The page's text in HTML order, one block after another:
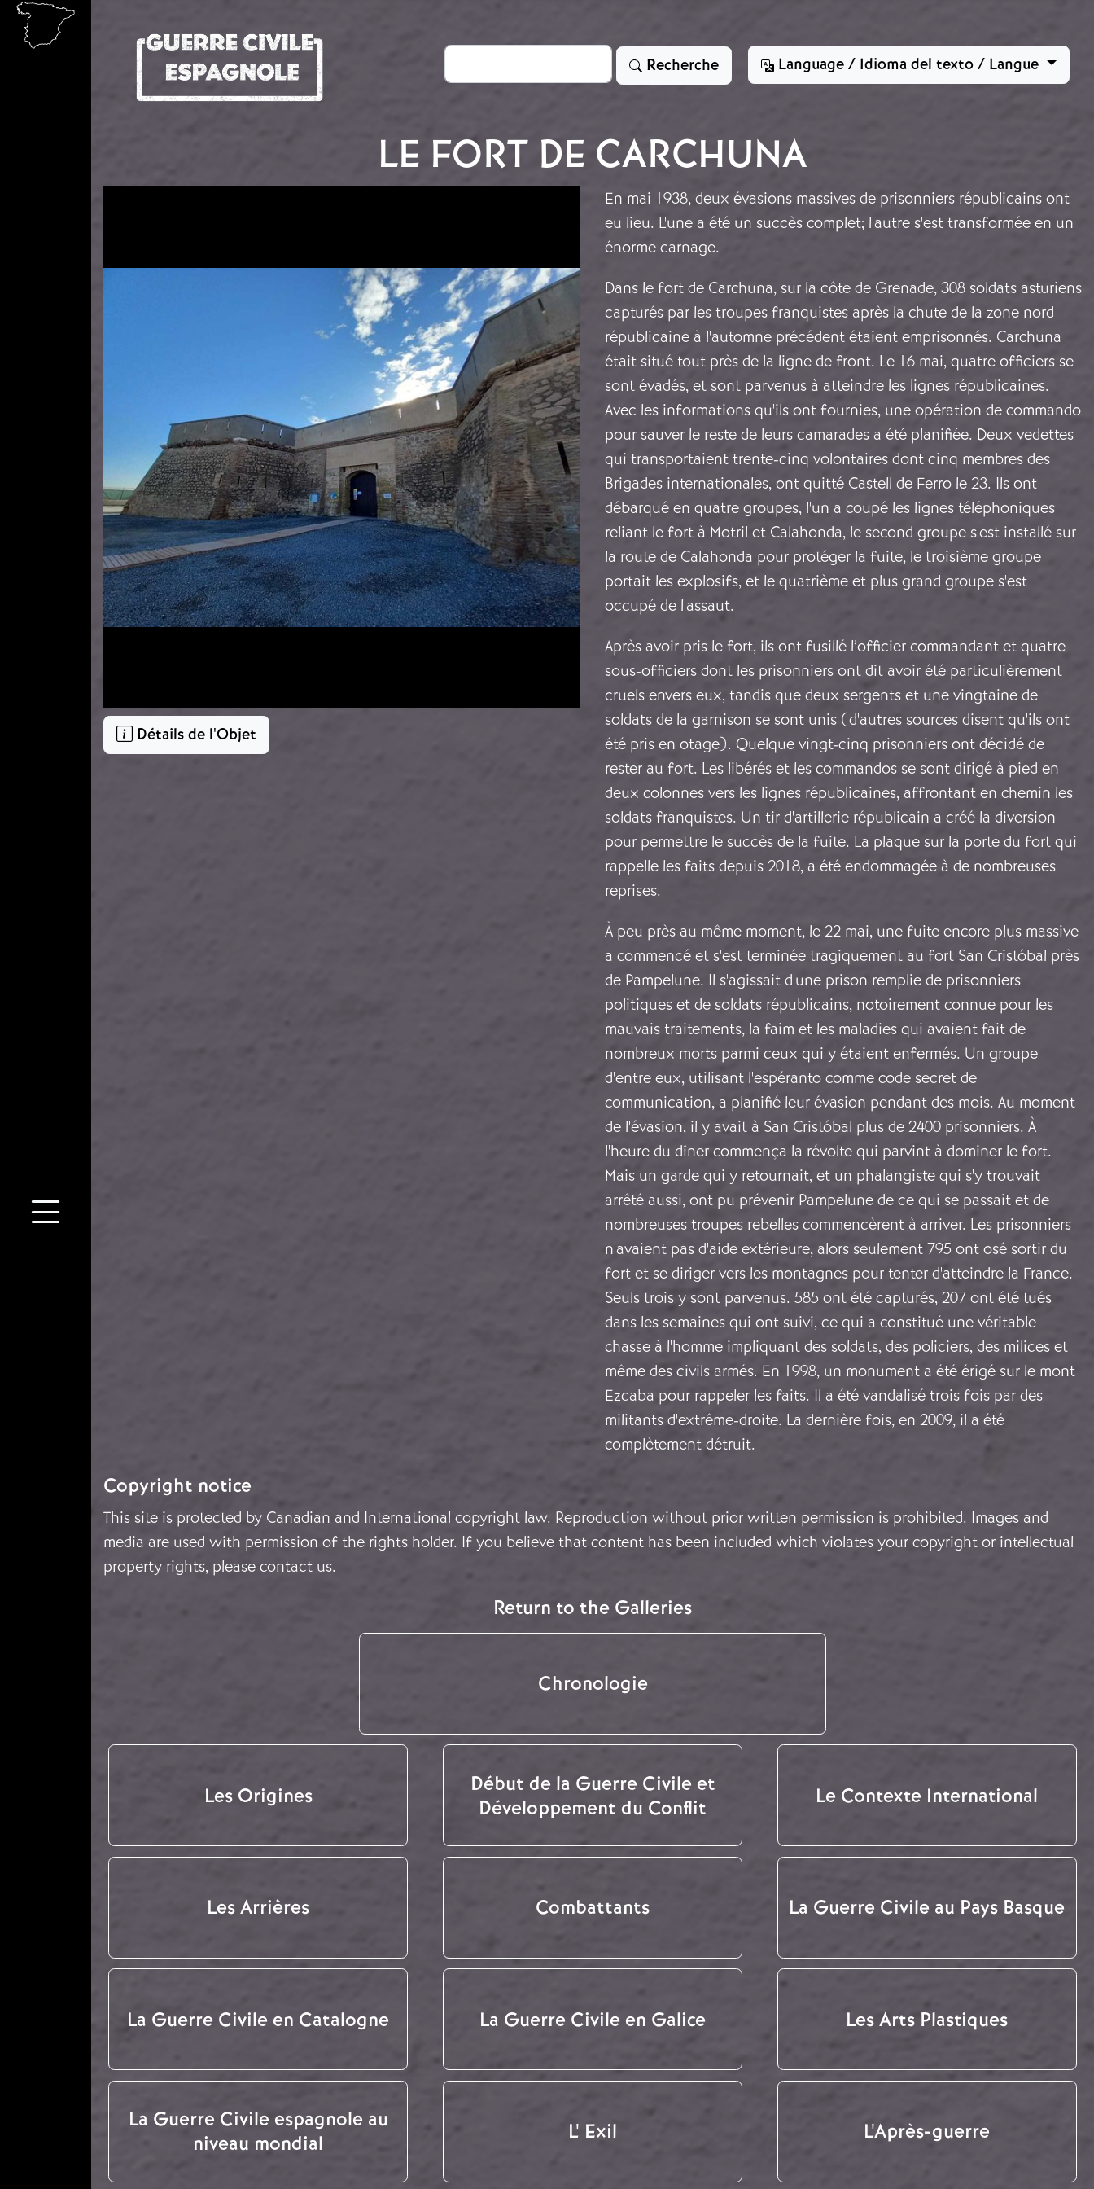
Aller au contenu principal
Rechercher Recherche Language / Idioma del texto / Langue
LE FORT DE CARCHUNA
Détails de l'Objet
En mai 1938, deux évasions massives de prisonniers républicains ont
eu lieu. L'une a été un succès complet; l'autre s'est transformée en un
énorme carnage.
Dans le fort de Carchuna, sur la côte de Grenade, 308 soldats asturiens
capturés par les troupes franquistes après la chute de la zone nord
républicaine à l'automne précédent étaient emprisonnés. Carchuna
était situé tout près de la ligne de front. Le 16 mai, quatre officiers se
sont évadés, et sont parvenus à atteindre les lignes républicaines.
Avec les informations qu'ils ont fournies, une opération de commando
pour sauver le reste de leurs camarades a été planifiée. Deux vedettes
qui transportaient trente-cinq volontaires dont cinq membres des
Brigades internationales, ont quitté Castell de Ferro le 23. Ils ont
débarqué en quatre groupes, l'un a coupé les lignes téléphoniques
reliant le fort à Motril et Calahonda, le second groupe s'est installé sur
la route de Calahonda pour protéger la fuite, le troisième groupe
portait les explosifs, et le quatrième et plus grand groupe s'est
occupé de l'assaut.
Après avoir pris le fort, ils ont fusillé l’officier commandant et quatre
sous-officiers dont les prisonniers ont dit avoir été particulièrement
cruels envers eux, tandis que deux sergents et une vingtaine de
soldats de la garnison se sont unis (d'autres sources disent qu'ils ont
été pris en otage). Quelque vingt-cinq prisonniers ont décidé de
rester au fort. Les libérés et les commandos se sont dirigé à pied en
deux colonnes vers les lignes républicaines, affrontant en chemin les
soldats franquistes. Un tir d'artillerie républicain a créé la diversion
pour permettre le succès de la fuite. La plaque sur la porte du fort qui
rappelle les faits depuis 2018, a été endommagée à de nombreuses
reprises.
À peu près au même moment, le 22 mai, une fuite encore plus massive
a commencé et s'est terminée tragiquement au fort San Cristóbal près
de Pampelune. Il s'agissait d'une prison remplie de prisonniers
politiques et de soldats républicains, notoirement connue pour les
mauvais traitements, la faim et les maladies qui avaient fait de
nombreux morts parmi ceux qui y étaient enfermés. Un groupe
d'entre eux, utilisant l'espéranto comme code secret de
communication, a planifié leur évasion pendant des mois. Au moment
de l'évasion, il y avait à San Cristóbal plus de 2400 prisonniers. À
l'heure du dîner commença la révolte qui parvint à dominer le fort.
Mais un garde qui y retournait, et un phalangiste qui s'y trouvait
arrêté aussi, ont pu prévenir Pampelune de ce qui se passait et de
nombreuses troupes rebelles commencèrent à arriver. Les prisonniers
n'avaient pas d'aide extérieure, alors seulement 795 ont osé sortir du
fort et se diriger vers les montagnes pour tenter d'atteindre la France.
Seuls trois y sont parvenus. 585 ont été capturés, 207 ont été tués
dans les semaines qui ont suivi, ce qui a constitué une véritable
chasse à l'homme impliquant des soldats, des policiers, des milices et
même des civils armés. En 1998, un monument a été érigé sur le mont
Ezcaba pour rappeler les faits. Il a été vandalisé trois fois par des
militants d'extrême-droite. La dernière fois, en 2009, il a été
complètement détruit.
Copyright notice
This site is protected by Canadian and International copyright law. Reproduction without prior written permission is prohibited. Images and
media are used with permission of the rights holder. If you believe that content has been included which violates your copyright or intellectual
property rights, please contact us.
Return to the Galleries
Chronologie
Les Origines
Début de la Guerre Civile et
Développement du Conflit
Le Contexte International
Les Arrières Combattants La Guerre Civile au Pays Basque
La Guerre Civile en Catalogne La Guerre Civile en Galice Les Arts Plastiques
La Guerre Civile espagnole au
niveau mondial
L' Exil L'Après-guerre